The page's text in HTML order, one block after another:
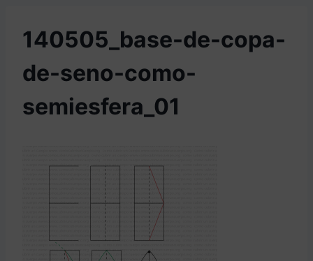
140505_base-de-copa-
de-seno-como-
semiesfera_01